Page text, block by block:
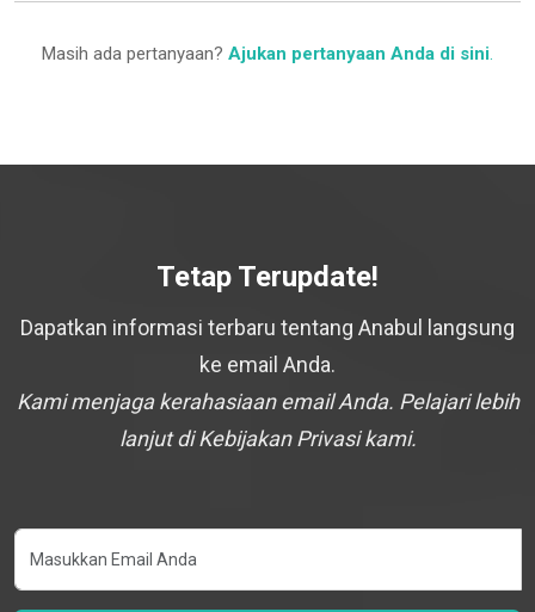
Masih ada pertanyaan? Ajukan pertanyaan Anda di sini.
Tetap Terupdate!
Dapatkan informasi terbaru tentang Anabul langsung
ke email Anda.
Kami menjaga kerahasiaan email Anda. Pelajari lebih
lanjut di Kebijakan Privasi kami.